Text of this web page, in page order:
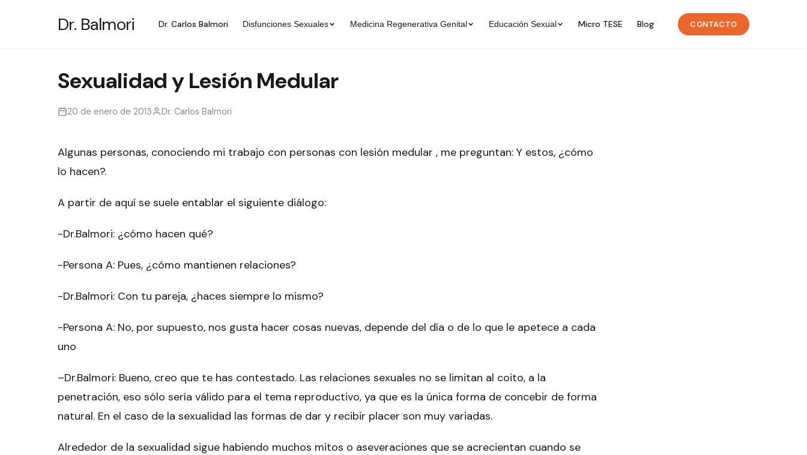
Dr. Balmori Dr. Carlos Balmori Disfunciones Sexuales Medicina Regenerativa Genital Educación Sexual Micro TESE Blog CONTACTO
Sexualidad y Lesión Medular
20 de enero de 2013 Dr. Carlos Balmori
Algunas personas, conociendo mi trabajo con personas con lesión medular , me preguntan: Y estos, ¿cómo
lo hacen?.
A partir de aquí se suele entablar el siguiente diálogo:
-Dr.Balmori: ¿cómo hacen qué?
-Persona A: Pues, ¿cómo mantienen relaciones?
-Dr.Balmori: Con tu pareja, ¿haces siempre lo mismo?
-Persona A: No, por supuesto, nos gusta hacer cosas nuevas, depende del día o de lo que le apetece a cada
uno
–Dr.Balmori: Bueno, creo que te has contestado. Las relaciones sexuales no se limitan al coito, a la
penetración, eso sólo sería válido para el tema reproductivo, ya que es la única forma de concebir de forma
natural. En el caso de la sexualidad las formas de dar y recibir placer son muy variadas.
Alrededor de la sexualidad sigue habiendo muchos mitos o aseveraciones que se acrecientan cuando se